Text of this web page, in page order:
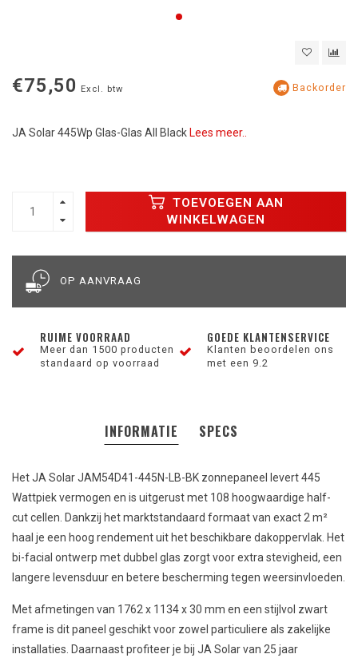
€75,50 Excl. btw Backorder
JA Solar 445Wp Glas-Glas All Black Lees meer..
TOEVOEGEN AAN
WINKELWAGEN
OP AANVRAAG
RUIME VOORRAAD
Meer dan 1500 producten
standaard op voorraad
GOEDE KLANTENSERVICE
Klanten beoordelen ons
met een 9.2
INFORMATIE SPECS
Het JA Solar JAM54D41-445N-LB-BK zonnepaneel levert 445
Wattpiek vermogen en is uitgerust met 108 hoogwaardige half-
cut cellen. Dankzij het marktstandaard formaat van exact 2 m²
haal je een hoog rendement uit het beschikbare dakoppervlak. Het
bi-facial ontwerp met dubbel glas zorgt voor extra stevigheid, een
langere levensduur en betere bescherming tegen weersinvloeden.
Met afmetingen van 1762 x 1134 x 30 mm en een stijlvol zwart
frame is dit paneel geschikt voor zowel particuliere als zakelijke
installaties. Daarnaast profiteer je bij JA Solar van 25 jaar